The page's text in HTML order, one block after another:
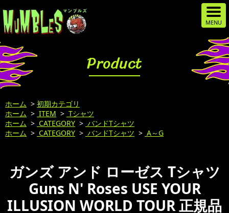
Product
ホーム > 初期カテゴリ
ホーム > ITEM > Tシャツ
ホーム > CATEGORY > バンドTシャツ
ホーム > CATEGORY > バンドTシャツ > A～G
ガンズ アンド ローゼス Tシャツ
Guns N' Roses USE YOUR
ILLUSION WORLD TOUR 正規品